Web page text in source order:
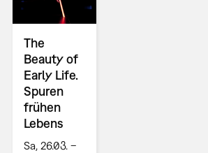
The
Beauty of
Early Life.
Spuren
frühen
Lebens
Sa, 26.03. –